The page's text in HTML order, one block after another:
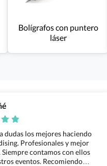
Bolígrafos con puntero
láser
dudas los mejores haciendo
Profesionales y mejor
Siempre contamos con ellos
eventos. Recomiendo